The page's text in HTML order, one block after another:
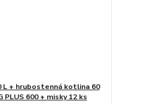
+ hrubostenná kotlina 60
PLUS 600 + misky 12 ks